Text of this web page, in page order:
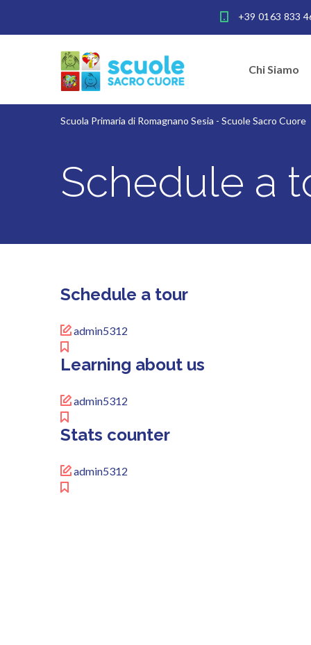
+39 0163 833
Chi Siamo
Scuola Primaria di Romagnano Sesia - Scuole Sacro Cuore
Schedule a
Schedule a tour
admin5312
Learning about us
admin5312
Stats counter
admin5312